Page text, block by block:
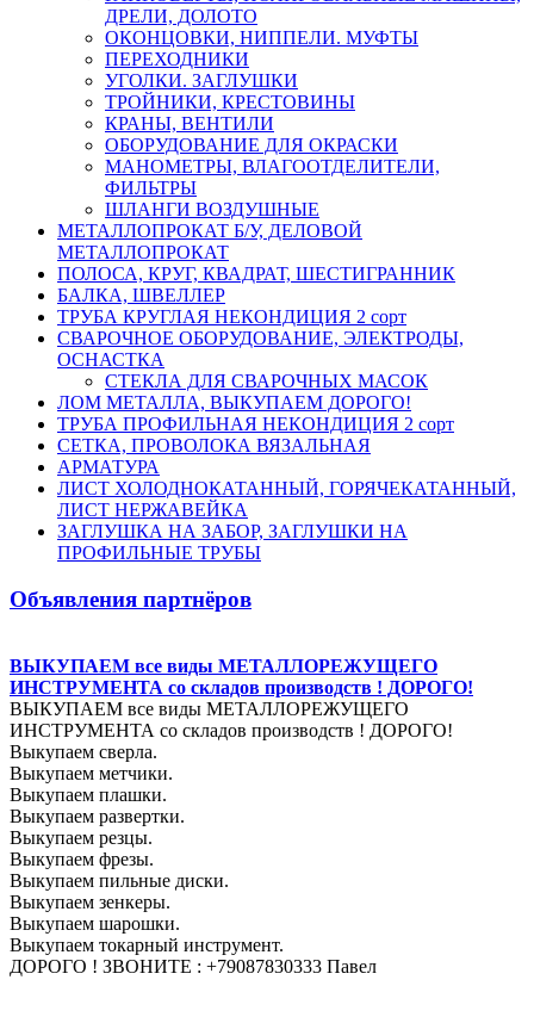
ДРЕЛИ, ДОЛОТО
ОКОНЦОВКИ, НИППЕЛИ. МУФТЫ
ПЕРЕХОДНИКИ
УГОЛКИ. ЗАГЛУШКИ
ТРОЙНИКИ, КРЕСТОВИНЫ
КРАНЫ, ВЕНТИЛИ
ОБОРУДОВАНИЕ ДЛЯ ОКРАСКИ
МАНОМЕТРЫ, ВЛАГООТДЕЛИТЕЛИ,
ФИЛЬТРЫ
ШЛАНГИ ВОЗДУШНЫЕ
МЕТАЛЛОПРОКАТ Б/У, ДЕЛОВОЙ
МЕТАЛЛОПРОКАТ
ПОЛОСА, КРУГ, КВАДРАТ, ШЕСТИГРАННИК
БАЛКА, ШВЕЛЛЕР
ТРУБА КРУГЛАЯ НЕКОНДИЦИЯ 2 сорт
СВАРОЧНОЕ ОБОРУДОВАНИЕ, ЭЛЕКТРОДЫ,
ОСНАСТКА
СТЕКЛА ДЛЯ СВАРОЧНЫХ МАСОК
ЛОМ МЕТАЛЛА, ВЫКУПАЕМ ДОРОГО!
ТРУБА ПРОФИЛЬНАЯ НЕКОНДИЦИЯ 2 сорт
СЕТКА, ПРОВОЛОКА ВЯЗАЛЬНАЯ
АРМАТУРА
ЛИСТ ХОЛОДНОКАТАННЫЙ, ГОРЯЧЕКАТАННЫЙ,
ЛИСТ НЕРЖАВЕЙКА
ЗАГЛУШКА НА ЗАБОР, ЗАГЛУШКИ НА
ПРОФИЛЬНЫЕ ТРУБЫ
Объявления партнёров
ВЫКУПАЕМ все виды МЕТАЛЛОРЕЖУЩЕГО
ИНСТРУМЕНТА со складов производств ! ДОРОГО!
ВЫКУПАЕМ все виды МЕТАЛЛОРЕЖУЩЕГО
ИНСТРУМЕНТА со складов производств ! ДОРОГО!
Выкупаем сверла.
Выкупаем метчики.
Выкупаем плашки.
Выкупаем развертки.
Выкупаем резцы.
Выкупаем фрезы.
Выкупаем пильные диски.
Выкупаем зенкеры.
Выкупаем шарошки.
Выкупаем токарный инструмент.
ДОРОГО ! ЗВОНИТЕ : +79087830333 Павел